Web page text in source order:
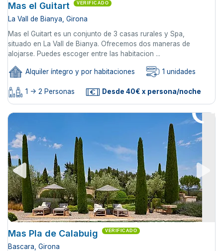
Mas el Guitart VERIFICADO
La Vall de Bianya, Girona
Mas el Guitart es un conjunto de 3 casas rurales y Spa,
situado en La Vall de Bianya. Ofrecemos dos maneras de
alojarse. Puedes escoger entre las habitacion ...
Alquiler íntegro y por habitaciones 1 unidades
1 -> 2 Personas Desde 40€ x persona/noche
Mas Pla de Calabuig VERIFICADO
Bascara, Girona